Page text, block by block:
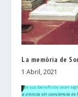
La memòria de
1 Abril, 2021